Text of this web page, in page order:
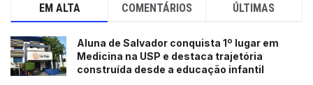
EM ALTA COMENTÁRIOS ÚLTIMAS
Aluna de Salvador conquista 1º lugar em
Medicina na USP e destaca trajetória
construída desde a educação infantil